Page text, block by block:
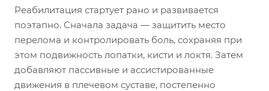
Реабилитация стартует рано и развивается
поэтапно. Сначала задача — защитить место
перелома и контролировать боль, сохраняя при
этом подвижность лопатки, кисти и локтя. Затем
добавляют пассивные и ассистированные
движения в плечевом суставе, постепенно